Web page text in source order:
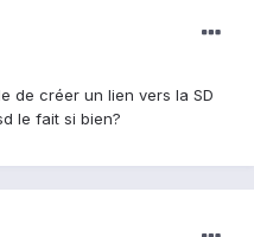
de créer un lien vers la SD
le fait si bien?